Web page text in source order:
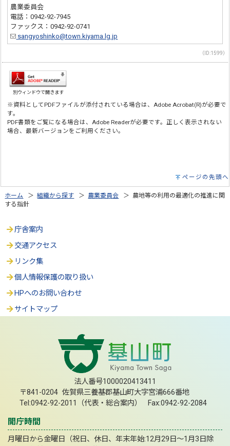
農業委員会
電話：0942-92-7945
ファックス：0942-92-0741
sangyoshinko@town.kiyama.lg.jp
（ID:1599）
別ウィンドウで開きます
※資料としてPDFファイルが添付されている場合は、Adobe Acrobat(R)が必要で
す。
PDF書類をご覧になる場合は、Adobe Readerが必要です。正しく表示されない
場合、最新バージョンをご利用ください。
ページの先頭へ
ホーム ＞組織から探す ＞ 農業委員会 ＞ 農地等の利用の最適化の推進に関
する指針
庁舎案内
交通アクセス
リンク集
個人情報保護の取り扱い
HPへのお問い合わせ
サイトマップ
法人番号1000020413411
〒841-0204 佐賀県三養基郡基山町大字宮浦666番地
Tel:0942-92-2011（代表・総合案内） Fax:0942-92-2084
開庁時間
月曜日から金曜日（祝日、休日、年末年始:12月29日～1月3日除